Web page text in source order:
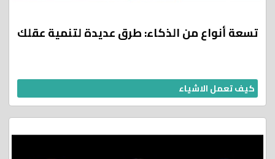
تسعة أنواع من الذكاء: طرق عديدة لتنمية عقلك
كيف تعمل الاشياء